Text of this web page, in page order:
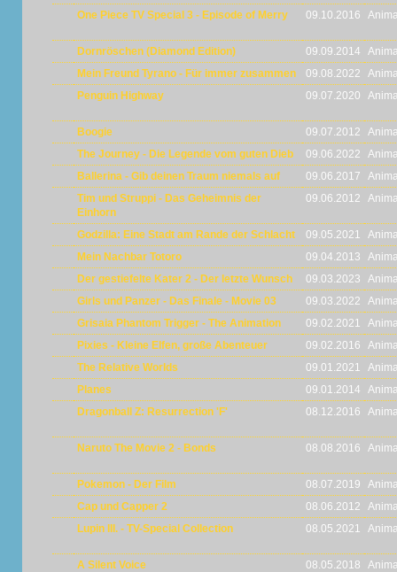
One Piece TV Special 3 - Episode of Merry 09.10.2016
Dornröschen (Diamond Edition) 09.09.2014
Mein Freund Tyrano - Für immer zusammen
09.08.2022
Penguin Highway
09.07.2020
Boogie 09.07.2012
The Journey - Die Legende vom guten Dieb
09.06.2022
Ballerina - Gib deinen Traum niemals auf
09.06.2017
Tim und Struppi - Das Geheimnis der
Einhorn
09.06.2012
Godzilla: Eine Stadt am Rande der Schlacht 09.05.2021
Mein Nachbar Totoro
09.04.2013
Der gestiefelte Kater 2 - Der letzte Wunsch
09.03.2023
Girls und Panzer - Das Finale - Movie 03
09.03.2022
Grisaia Phantom Trigger - The Animation
09.02.2021
Pixies - Kleine Elfen, große Abenteuer
09.02.2016
The Relative Worlds
09.01.2021
Planes
09.01.2014
Dragonball Z: Resurrection 'F'
08.12.2016
Naruto The Movie 2 - Bonds 08.08.2016
Pokemon - Der Film 08.07.2019
Cap und Capper 2
08.06.2012
Lupin III. - TV-Special Collection
08.05.2021
A Silent Voice 08.05.2018